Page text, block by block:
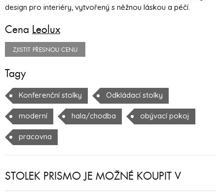
design pro interiéry, vytvořený s něžnou láskou a péčí.
Cena Leolux
ZJISTIT PŘESNOU CENU
Tagy
Konferenční stolky Odkládací stolky
moderní hala/chodba obývací pokoj
pracovna
STOLEK PRISMO JE MOŽNÉ KOUPIT V